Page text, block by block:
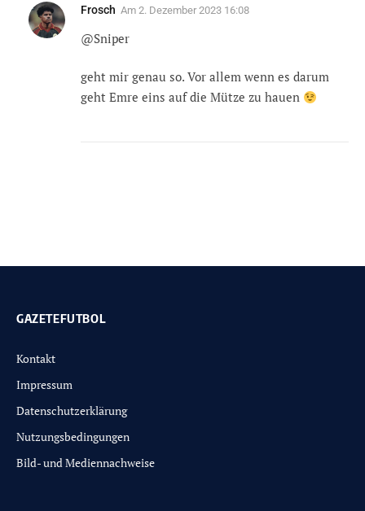
Frosch Am 2. Dezember 2023 16:08
@Sniper
geht mir genau so. Vor allem wenn es darum
geht Emre eins auf die Mütze zu hauen
GAZETEFUTBOL
Kontakt
Impressum
Datenschutzerklärung
Nutzungsbedingungen
Bild- und Mediennachweise